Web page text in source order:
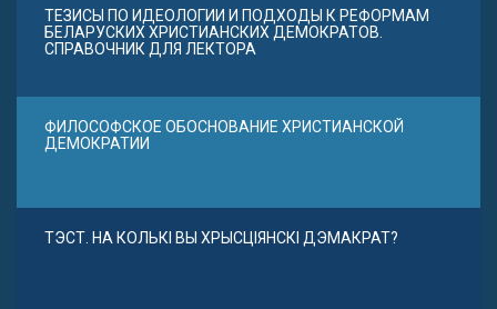
ТЕЗИСЫ ПО ИДЕОЛОГИИ И ПОДХОДЫ К РЕФОРМАМ
БЕЛАРУСКИХ ХРИСТИАНСКИХ ДЕМОКРАТОВ.
СПРАВОЧНИК ДЛЯ ЛЕКТОРА
ФИЛОСОФСКОЕ ОБОСНОВАНИЕ ХРИСТИАНСКОЙ
ДЕМОКРАТИИ
ТЭСТ. НА КОЛЬКІ ВЫ ХРЫСЦІЯНСКІ ДЭМАКРАТ?